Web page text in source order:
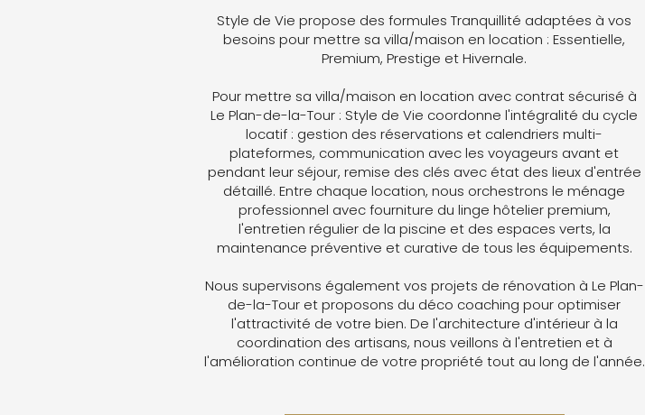
Style de Vie propose des formules Tranquillité adaptées à vos
besoins pour mettre sa villa/maison en location : Essentielle,
Premium, Prestige et Hivernale.
Pour mettre sa villa/maison en location avec contrat sécurisé à
Le Plan-de-la-Tour : Style de Vie coordonne l'intégralité du cycle
locatif : gestion des réservations et calendriers multi-
plateformes, communication avec les voyageurs avant et
pendant leur séjour, remise des clés avec état des lieux d'entrée
détaillé. Entre chaque location, nous orchestrons le ménage
professionnel avec fourniture du linge hôtelier premium,
l'entretien régulier de la piscine et des espaces verts, la
maintenance préventive et curative de tous les équipements.
Nous supervisons également vos projets de rénovation à Le Plan-
de-la-Tour et proposons du déco coaching pour optimiser
l'attractivité de votre bien. De l'architecture d'intérieur à la
coordination des artisans, nous veillons à l'entretien et à
l'amélioration continue de votre propriété tout au long de l'année.